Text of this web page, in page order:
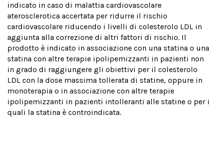
indicato in caso di malattia cardiovascolare
aterosclerotica accertata per ridurre il rischio
cardiovascolare riducendo i livelli di colesterolo LDL in
aggiunta alla correzione di altri fattori di rischio. Il
prodotto è indicato in associazione con una statina o una
statina con altre terapie ipolipemizzanti in pazienti non
in grado di raggiungere gli obiettivi per il colesterolo
LDL con la dose massima tollerata di statine, oppure in
monoterapia o in associazione con altre terapie
ipolipemizzanti in pazienti intolleranti alle statine o per i
quali la statina è controindicata.